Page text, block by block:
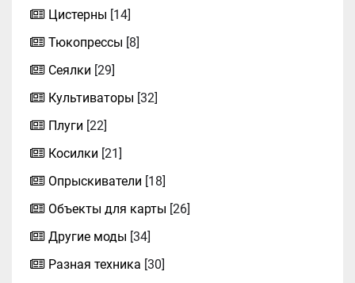
Цистерны [14]
Тюкопрессы [8]
Сеялки [29]
Культиваторы [32]
Плуги [22]
Косилки [21]
Опрыскиватели [18]
Объекты для карты [26]
Другие моды [34]
Разная техника [30]